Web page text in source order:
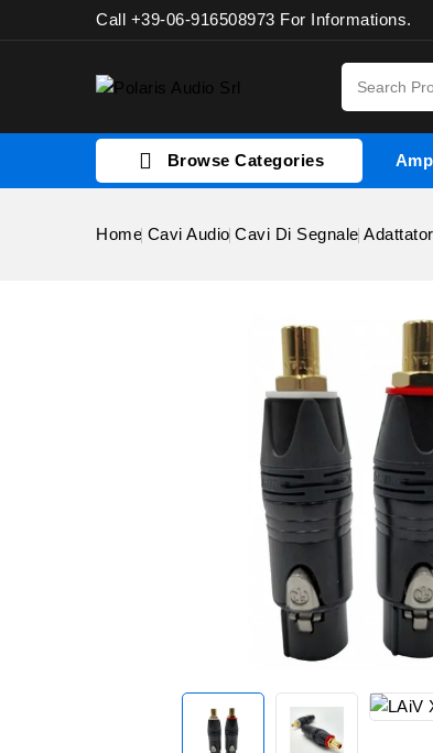
Call +39-06-916508973 For Informations.
 Browse Categories
Home Cavi Audio Cavi Di Segnale